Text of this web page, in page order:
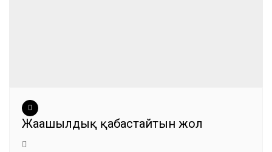
Жаңашылдық қабастайтын жол